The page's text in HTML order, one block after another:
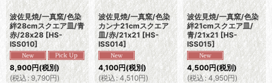
波佐見焼/一真窯/色染
絆28cmスクエア皿/青
赤/28x28 [HS-
ISS010]
8,900円(税別)
(税込 : 9,790円)
波佐見焼/一真窯/色染
カンナ21cmスクエア
皿/赤/21x21 [HS-
ISS014]
4,100円(税別)
(税込: 4,510円)
波佐見焼/一真窯/色染
絆21cmスクエア皿/
青/21x21 [HS-
ISS015]
4,500円(税別)
(税込: 4,950円)